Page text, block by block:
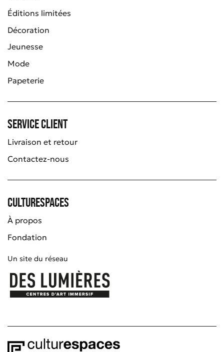
Éditions limitées
Décoration
Jeunesse
Mode
Papeterie
Service client
Livraison et retour
Contactez-nous
Culturespaces
À propos
Fondation
Un site du réseau